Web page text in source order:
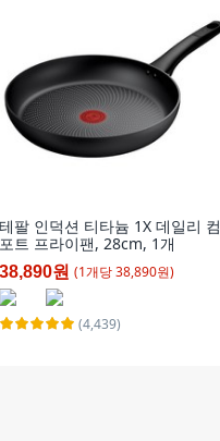
테팔 인덕션 티타늄 1X 데일리 컴
포트 프라이팬, 28cm, 1개
38,890원 (1개당38,890원)
(4,439)